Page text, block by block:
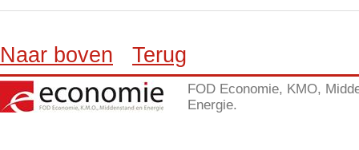
Naar boven Terug
FOD Economie, KMO,
Energie.